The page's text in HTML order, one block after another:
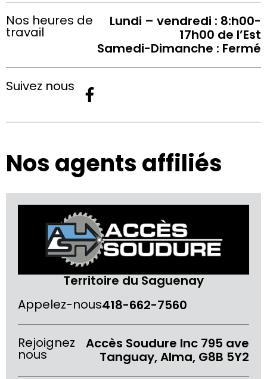
Nos heures de
travail
Lundi – vendredi : 8:h00-
17h00 de l’Est
Samedi-Dimanche : Fermé
Suivez nous
Nos agents affiliés
Territoire du Saguenay
Appelez-nous418-662-7560
Rejoignez
nous
Accès Soudure Inc 795 ave
Tanguay, Alma, G8B 5Y2